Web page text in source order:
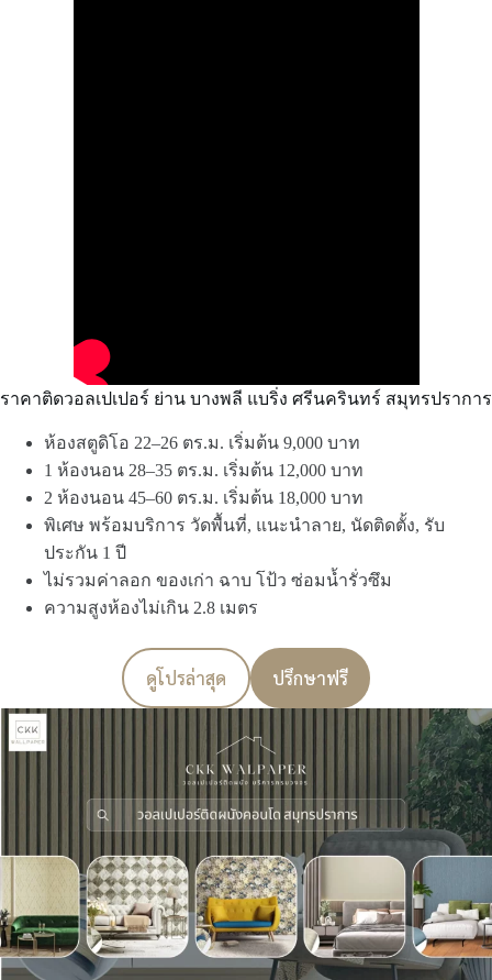
ราคาติดวอลเปเปอร์ ย่าน บางพลี แบริ่ง ศรีนครินทร์ สมุทรปราการ
ห้องสตูดิโอ 22–26 ตร.ม. เริ่มต้น 9,000 บาท
1 ห้องนอน 28–35 ตร.ม. เริ่มต้น 12,000 บาท
2 ห้องนอน 45–60 ตร.ม. เริ่มต้น 18,000 บาท
พิเศษ พร้อมบริการ วัดพื้นที่, แนะนำลาย, นัดติดตั้ง, รับ
ประกัน 1 ปี
ไม่รวมค่าลอก ของเก่า ฉาบ โป้ว ซ่อมน้ำรั่วซึม
ความสูงห้องไม่เกิน 2.8 เมตร
ดูโปรล่าสุด ปรึกษาฟรี